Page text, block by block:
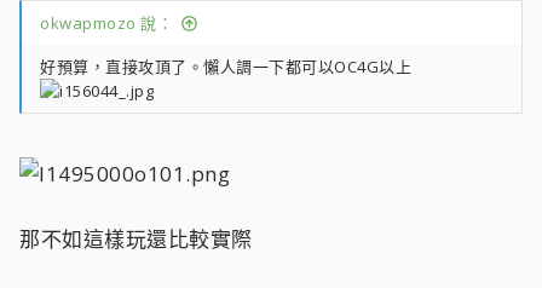
okwapmozo 說：
好預算，直接攻頂了。懶人調一下都可以OC4G以上
那不如這樣玩還比較實際